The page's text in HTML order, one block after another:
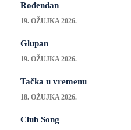
Rođendan
19. OŽUJKA 2026.
Glupan
19. OŽUJKA 2026.
Tačka u vremenu
18. OŽUJKA 2026.
Club Song